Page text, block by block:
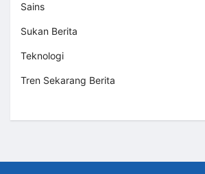
Sains
Sukan Berita
Teknologi
Tren Sekarang Berita